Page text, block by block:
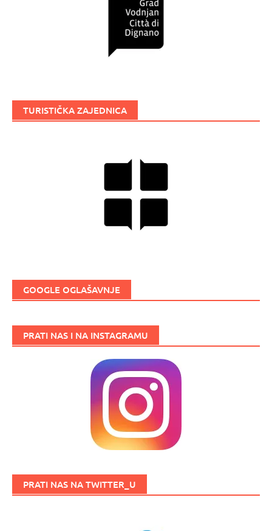
TURISTIČKA ZAJEDNICA
GOOGLE OGLAŠAVNJE
PRATI NAS I NA INSTAGRAMU
PRATI NAS NA TWITTER_U